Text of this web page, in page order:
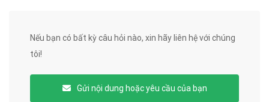
Nếu bạn có bất kỳ câu hỏi nào, xin hãy liên hệ với chúng
tôi!
Gửi nội dung hoặc yêu cầu của bạn